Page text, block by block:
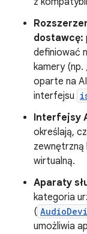
dostawcę:
definiować
kamery (np.
oparte na
interfejsu
Interfejsy
określają,
zewnętrzną
wirtualną.
Aparaty
kategoria
(
umożliwia